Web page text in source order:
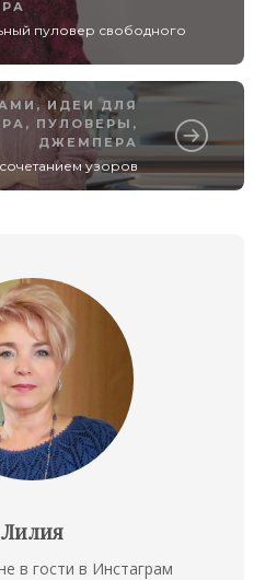
пуловер свободного
, ИДЕИ ДЛЯ
ПУЛОВЕРЫ,
ДЖЕМПЕРА
узоров
Лилия
в гости в Инстаграм